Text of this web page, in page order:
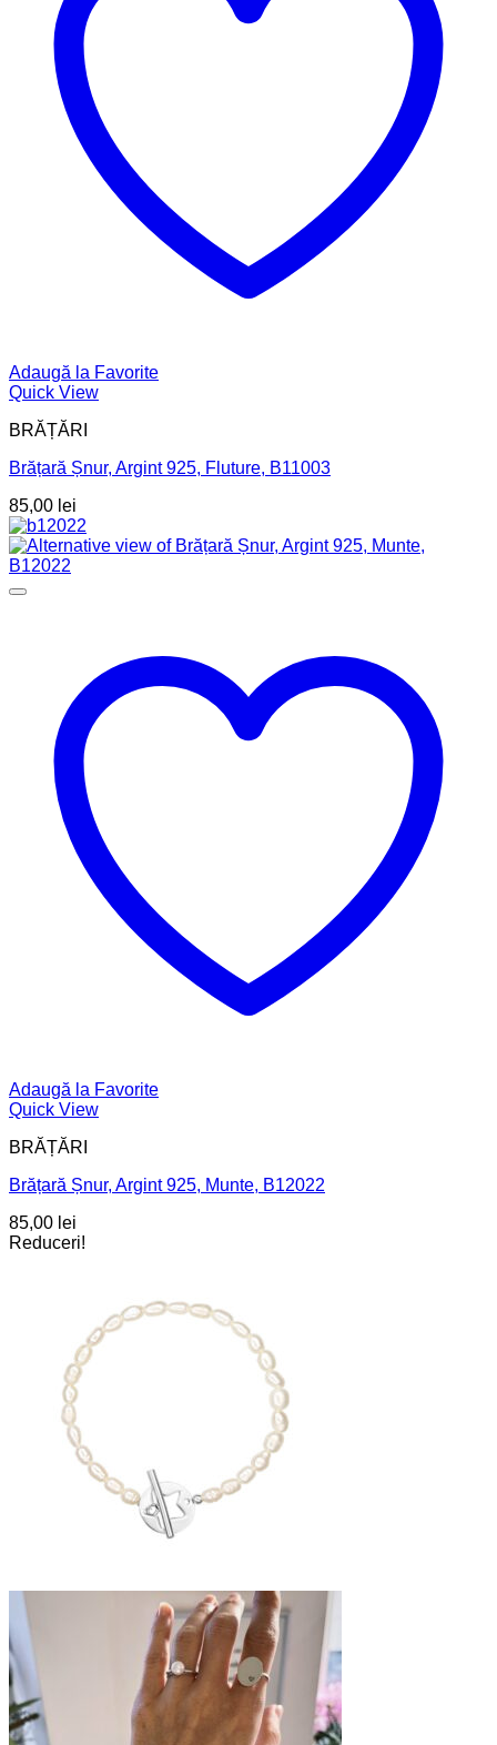
Adaugă la Favorite
Quick View
BRĂȚĂRI
Brățară Șnur, Argint 925, Fluture, B11003
85,00 lei
Adaugă la Favorite
Quick View
BRĂȚĂRI
Brățară Șnur, Argint 925, Munte, B12022
85,00 lei
Reduceri!